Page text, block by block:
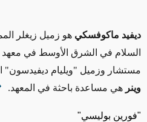
ديفيد ماكوفسكي هو زميل زيغلر
السلام في الشرق الأوسط في
مستشار وزميل "ويليام ديفيدسون"
وينر هي مساعدة باحثة في المعهد.
"فورين بوليسي"